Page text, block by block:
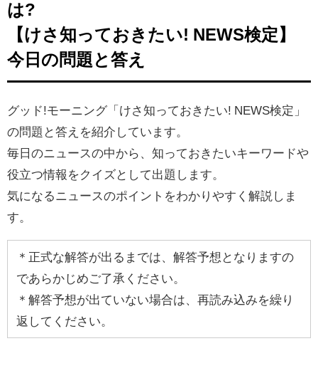
は?
【けさ知っておきたい! NEWS検定】
今日の問題と答え
グッド!モーニング「けさ知っておきたい! NEWS検定」
の問題と答えを紹介しています。
毎日のニュースの中から、知っておきたいキーワードや
役立つ情報をクイズとして出題します。
気になるニュースのポイントをわかりやすく解説しま
す。
＊正式な解答が出るまでは、解答予想となりますの
であらかじめご了承ください。
＊解答予想が出ていない場合は、再読み込みを繰り
返してください。